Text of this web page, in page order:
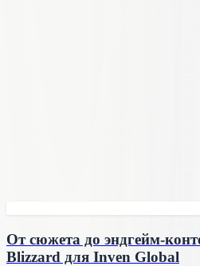
От сюжета до эндгейм-
Blizzard для Inven Global